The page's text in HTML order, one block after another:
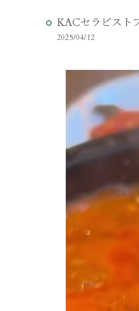
KACセラピスト
2025/04/12